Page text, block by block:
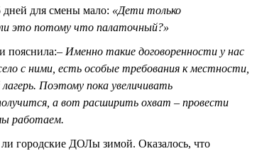
для смены мало: «Дети только
это потому что палаточный?»
пояснила:– Именно такие договоренности у нас
с ними, есть особые требования к местности,
Поэтому пока увеличивать
а вот расширить охват – провести
работаем.
городские ДОЛы зимой. Оказалось, что